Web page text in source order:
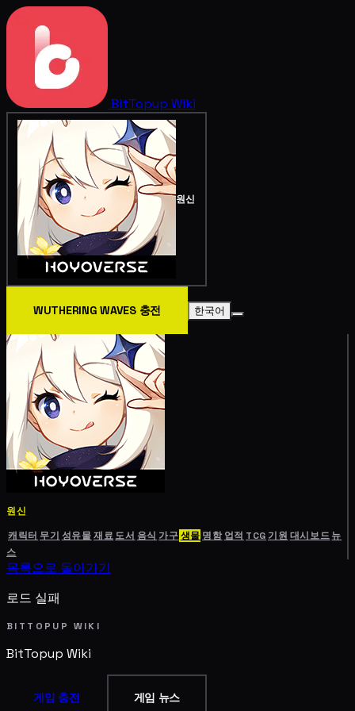
BitTopup Wiki
원신
WUTHERING WAVES 충전 한국어
원신
캐릭터 무기 성유물재료도서 음식 가구생물 명함 업적 TCG기원 대시보드뉴
스
목록으로 돌아가기
로드 실패
BITTOPUP WIKI
BitTopup Wiki
게임 충전 게임 뉴스